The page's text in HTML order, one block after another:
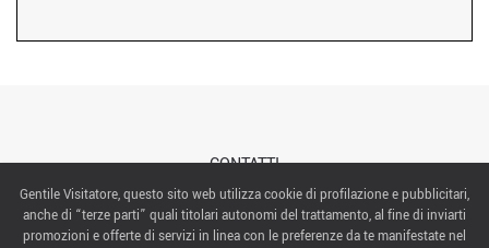
CONTATTI
ABOUT US
Gentile Visitatore, questo sito web utilizza cookie di profilazione e pubblicitari,
anche di “terze parti” quali titolari autonomi del trattamento, al fine di inviarti
promozioni e offerte di servizi in linea con le preferenze da te manifestate nel